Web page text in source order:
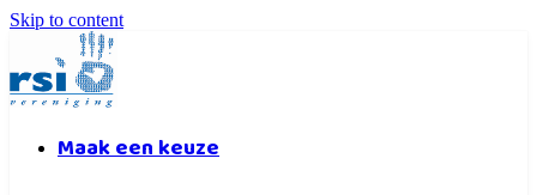
Skip to content
Maak een keuze